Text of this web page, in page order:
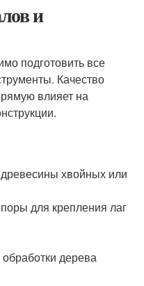
и
подготовить все
Качество
влияет на
хвойных или
для крепления лаг
дерева